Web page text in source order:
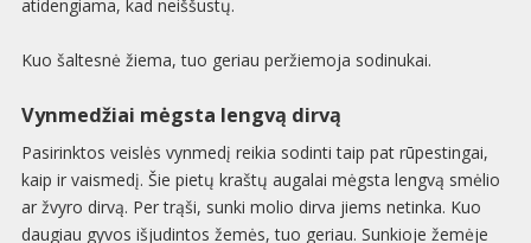
atidengiama, kad neiššustų.
Kuo šaltesnė žiema, tuo geriau peržiemoja sodinukai.
Vynmedžiai mėgsta lengvą dirvą
Pasirinktos veislės vynmedį reikia sodinti taip pat rūpestingai,
kaip ir vaismedį. Šie pietų kraštų augalai mėgsta lengvą smėlio
ar žvyro dirvą. Per trąši, sunki molio dirva jiems netinka. Kuo
daugiau gyvos išjudintos žemės, tuo geriau. Sunkioje žemėje